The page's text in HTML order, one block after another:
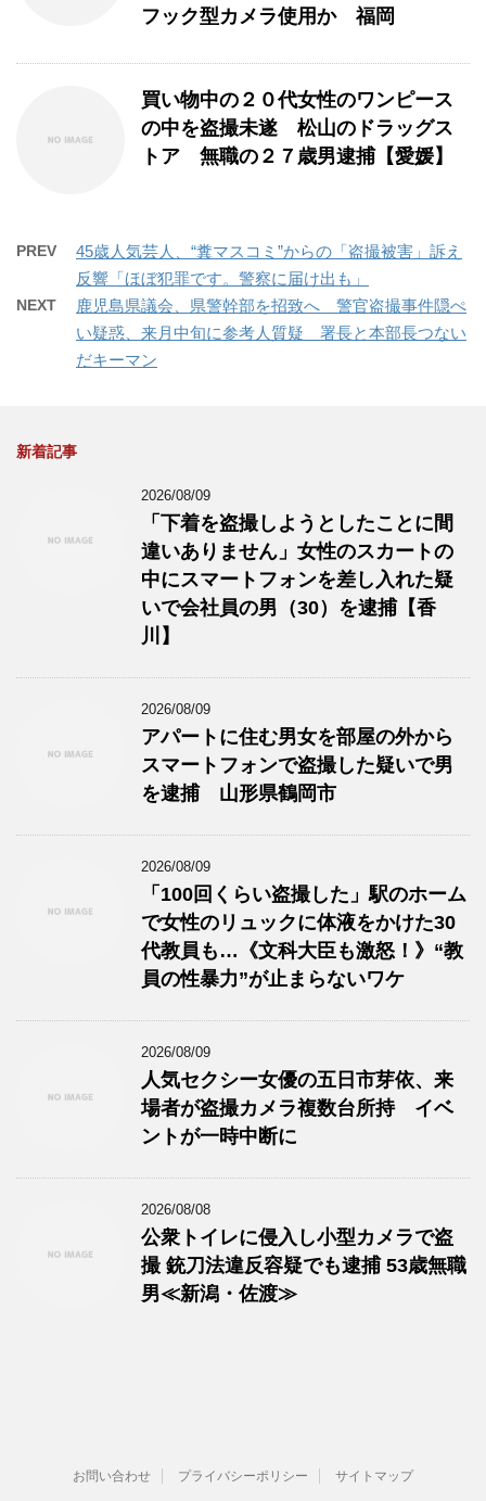
フック型カメラ使用か 福岡
買い物中の２０代女性のワンピース
の中を盗撮未遂 松山のドラッグス
トア 無職の２７歳男逮捕【愛媛】
PREV
45歳人気芸人、“糞マスコミ”からの「盗撮被害」訴え
反響「ほぼ犯罪です。警察に届け出も」
NEXT
鹿児島県議会、県警幹部を招致へ 警官盗撮事件隠ぺ
い疑惑、来月中旬に参考人質疑 署長と本部長つない
だキーマン
新着記事
2026/08/09
「下着を盗撮しようとしたことに間
違いありません」女性のスカートの
中にスマートフォンを差し入れた疑
いで会社員の男（30）を逮捕【香
川】
2026/08/09
アパートに住む男女を部屋の外から
スマートフォンで盗撮した疑いで男
を逮捕 山形県鶴岡市
2026/08/09
「100回くらい盗撮した」駅のホーム
で女性のリュックに体液をかけた30
代教員も…《文科大臣も激怒！》“教
員の性暴力”が止まらないワケ
2026/08/09
人気セクシー女優の五日市芽依、来
場者が盗撮カメラ複数台所持 イベ
ントが一時中断に
2026/08/08
公衆トイレに侵入し小型カメラで盗
撮 銃刀法違反容疑でも逮捕 53歳無職
男≪新潟・佐渡≫
お問い合わせ プライバシーポリシー サイトマップ